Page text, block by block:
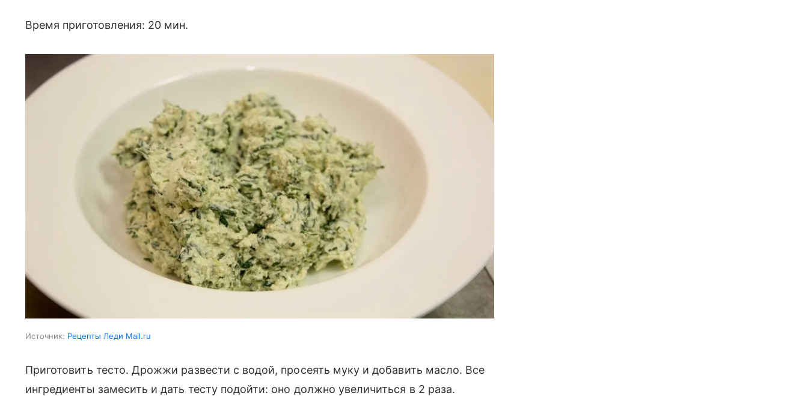
Время приготовления: 20 мин.
Источник: Рецепты Леди Mail.ru
Приготовить тесто. Дрожжи развести с водой, просеять муку и добавить масло. Все
ингредиенты замесить и дать тесту подойти: оно должно увеличиться в 2 раза.